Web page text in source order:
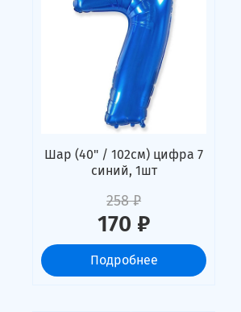
Шар (40" / 102см) цифра 7
синий, 1шт
258 ₽
170 ₽
Подробнее